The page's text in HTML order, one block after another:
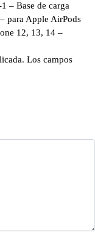
– Base de carga
para Apple AirPods
12, 13, 14 –
Los campos